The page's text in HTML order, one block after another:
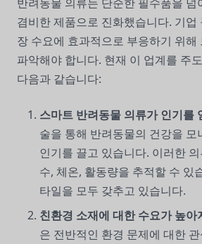
겸비한 제품으로 진화했습니다. 기업
장 수요에 효과적으로 부응하기 위해
파악해야 합니다. 현재 이 업계를 주
다음과 같습니다:
스마트 반려동물 의류가 인기를
술을 통해 반려동물의 건강을
인기를 끌고 있습니다. 이러한
수, 체온, 활동량을 추적할 수 있
타일을 모두 갖추고 있습니다.
친환경 소재에 대한 수요가 높아
은 전반적인 환경 문제에 대한